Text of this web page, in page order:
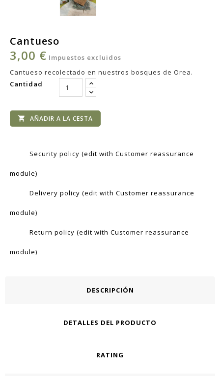
Cantueso
3,00 € Impuestos excluidos
Cantueso recolectado en nuestros bosques de Orea.
Cantidad
 AÑADIR A LA CESTA
Security policy (edit with Customer reassurance
module)
Delivery policy (edit with Customer reassurance
module)
Return policy (edit with Customer reassurance
module)
DESCRIPCIÓN
DETALLES DEL PRODUCTO
RATING